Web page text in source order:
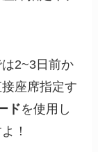
2~3日前か
座席指定す
ドを使用し
！